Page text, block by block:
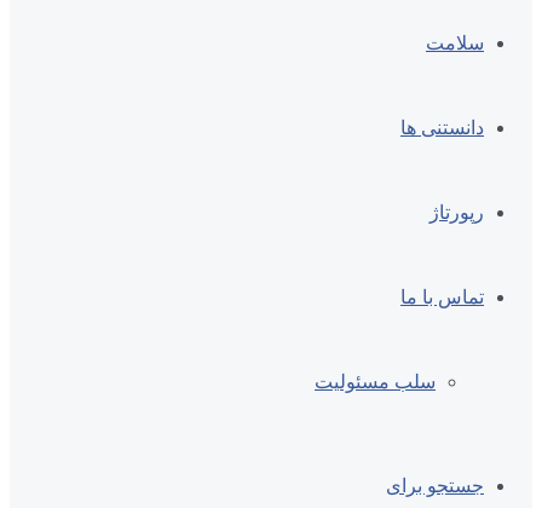
سلامت
دانستنی ها
رپورتاژ
تماس با ما
سلب مسئولیت
جستجو برای